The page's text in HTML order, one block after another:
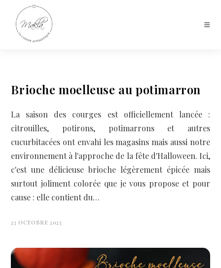
Brioche moelleuse au potimarron
La saison des courges est officiellement lancée :
citrouilles, potirons, potimarrons et autres
cucurbitacées ont envahi les magasins mais aussi notre
environnement à l'approche de la fête d'Halloween. Ici,
c'est une délicieuse brioche légèrement épicée mais
surtout joliment colorée que je vous propose et pour
cause : elle contient du…
23 OCTOBRE 2023